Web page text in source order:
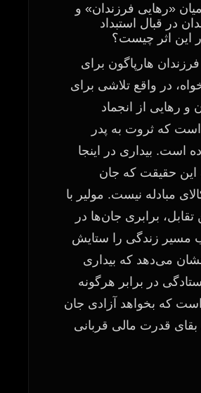
«رهایی فرزندان» و
در قبال استبداد
این اثر چیست؟
هارپاگون برای
در واقع تلاشی برای
و رهایی از انجماد
است که ثروت به پدر
است. بیداری در اینجا
این حقیقت که جان
مبادله نیست. مولیر با
برابری جان‌ها در
مسیر زندگی را ستایش
می‌دهد که بیداری
در برابر هرگونه
که بخواهد آزادی جان
بقای قدرت مالی قربانی